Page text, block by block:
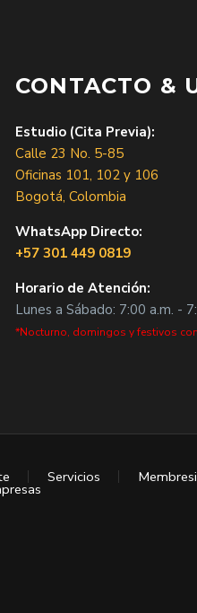
CONTACTO &
Estudio (Cita Previa):
Calle 23 No. 5-85
Oficinas 101, 102 y 106
Bogotá, Colombia
WhatsApp Directo:
+57 301 449 0819
Horario de Atención:
Lunes a Sábado: 7:00 a.m. -
*Nocturno, domingos y festivos
Servicios